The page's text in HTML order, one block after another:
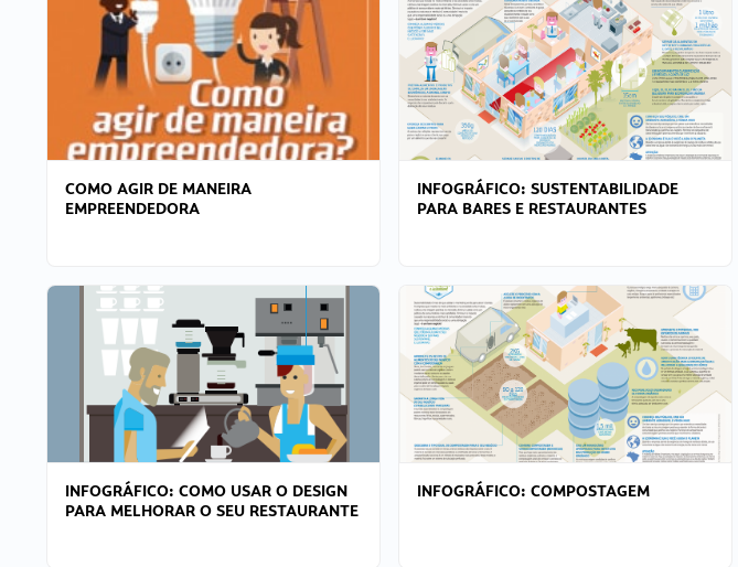
COMO AGIR DE MANEIRA
EMPREENDEDORA
INFOGRÁFICO: SUSTENTABILIDADE
PARA BARES E RESTAURANTES
INFOGRÁFICO: COMO USAR O DESIGN
PARA MELHORAR O SEU RESTAURANTE
INFOGRÁFICO: COMPOSTAGEM